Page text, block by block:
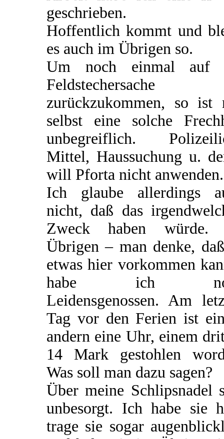
geschrieben.
Hoffentlich kommt und
es auch im Übrigen so.
Um noch einmal auf
Feldstechersache
zurückzukommen, so ist
selbst eine solche
unbegreiflich.
Mittel, Haussuchung u.
will Pforta nicht anwenden.
Ich glaube allerdings
nicht, daß das
Zweck haben würde.
Übrigen – man denke,
etwas hier vorkommen
habe ich
Leidensgenossen. Am
Tag vor den Ferien ist
andern eine Uhr, einem
14 Mark gestohlen
Was soll man dazu sagen?
Über meine Schlipsnadel
unbesorgt. Ich habe sie
trage sie sogar